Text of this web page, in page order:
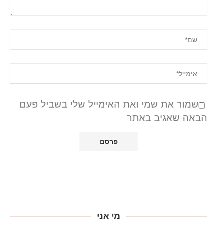
שמור את שמי ואת האימייל שלי בשביל פעם
הבאה שאגיב באתר
מי אני